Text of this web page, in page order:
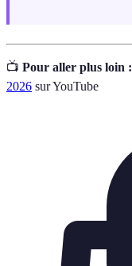
📺 Pour aller plus loin :
2026 sur YouTube